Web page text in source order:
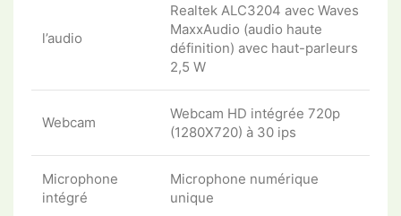
l’audio
Realtek ALC3204 avec Waves
MaxxAudio (audio haute
définition) avec haut-parleurs
2,5 W
Webcam
Webcam HD intégrée 720p
(1280X720) à 30 ips
Microphone
intégré
Microphone numérique
unique